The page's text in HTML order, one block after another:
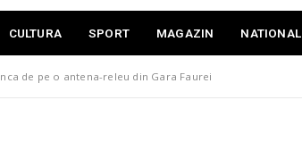
CULTURA SPORT MAGAZIN NATIONAL
de pe o antena-releu din Gara Faurei